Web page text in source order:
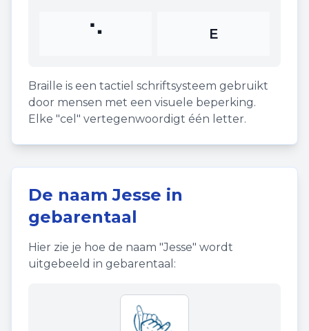
⠑ E
Braille is een tactiel schriftsysteem gebruikt
door mensen met een visuele beperking.
Elke "cel" vertegenwoordigt één letter.
De naamJesse in
gebarentaal
Hier zie je hoe de naam "Jesse" wordt
uitgebeeld in gebarentaal: